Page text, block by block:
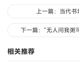
上一篇：当代
下一篇：“无人问我粥
相关推荐